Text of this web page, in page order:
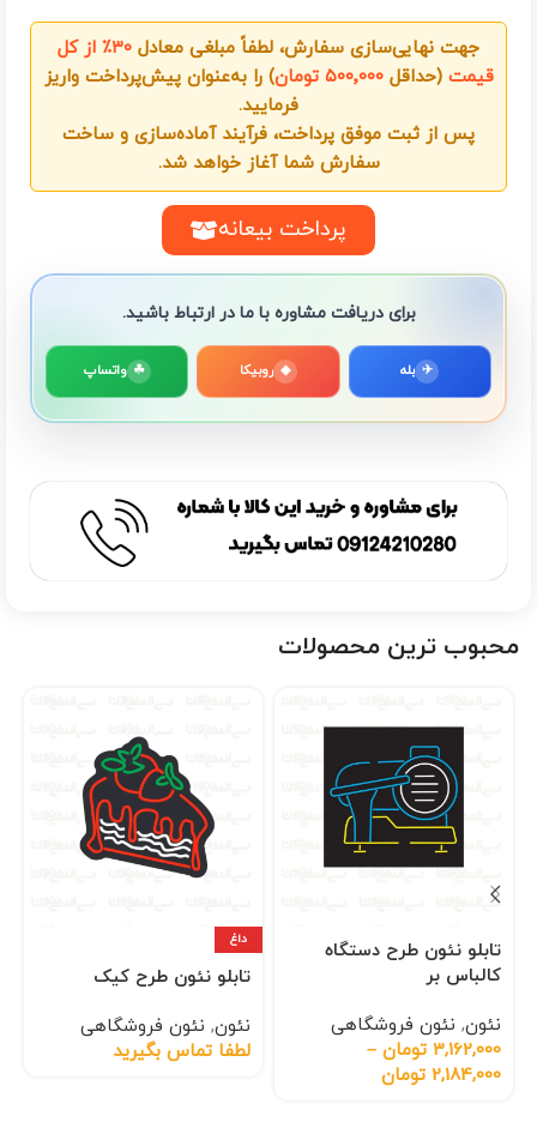
جهت نهایی‌سازی سفارش، لطفاً مبلغی معادل
۳۰٪ از کل
قیمت (حداقل۵۰۰٬۰۰۰ تومان
) را به‌عنوان پیش‌پرداخت واریز
فرمایید.
پس از ثبت موفق پرداخت، فرآیند آماده‌سازی و ساخت
سفارش شما آغاز خواهد شد.
پرداخت بیعانه
برای دریافت مشاوره با ما در ارتباط باشید.
✈ بله ◆ روبیکا ☘ واتساپ
محبوب ترین محصولات
تابلو نئون طرح دستگاه
کالباس بر
نئون, نئون فروشگاهی
3,162,000 تومان –
2,184,000 تومان
داغ
تابلو نئون طرح کیک
نئون, نئون فروشگاهی
لطفا تماس بگیرید